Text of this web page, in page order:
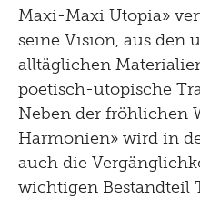
Maxi-Maxi Utopia»
seine Vision, aus den
alltäglichen
poetisch-utopische
Neben der fröhlichen
Harmonien» wird in
auch die
wichtigen Bestandteil